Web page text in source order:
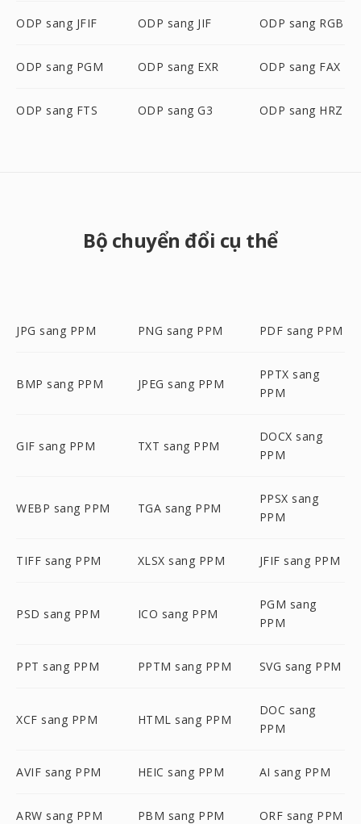
ODP sang JFIF ODP sang JIF ODP sang RGB
ODP sang PGM ODP sang EXR ODP sang FAX
ODP sang FTS ODP sang G3 ODP sang HRZ
Bộ chuyển đổi cụ thể
JPG sang PPM PNG sang PPM PDF sang PPM
BMP sang PPM JPEG sang PPM
PPTX sang
PPM
GIF sang PPM TXT sang PPM
DOCX sang
PPM
WEBP sang PPM TGA sang PPM
PPSX sang
PPM
TIFF sang PPM XLSX sang PPM JFIF sang PPM
PSD sang PPM ICO sang PPM
PGM sang
PPM
PPT sang PPM PPTM sang PPM SVG sang PPM
XCF sang PPM HTML sang PPM
DOC sang
PPM
AVIF sang PPM HEIC sang PPM AI sang PPM
ARW sang PPM PBM sang PPM ORF sang PPM